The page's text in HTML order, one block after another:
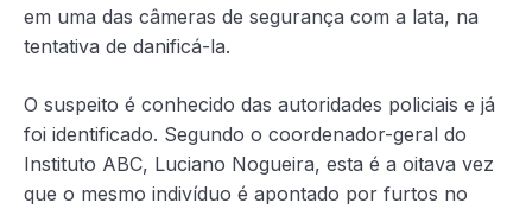
em uma das câmeras de segurança com a lata, na
tentativa de danificá-la.
O suspeito é conhecido das autoridades policiais e já
foi identificado. Segundo o coordenador-geral do
Instituto ABC, Luciano Nogueira, esta é a oitava vez
que o mesmo indivíduo é apontado por furtos no